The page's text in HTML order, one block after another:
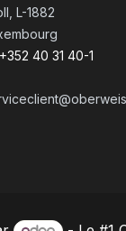
L-1882
+352 40 31 40-1